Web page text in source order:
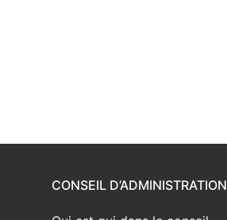
CONSEIL D’ADMINISTRATION